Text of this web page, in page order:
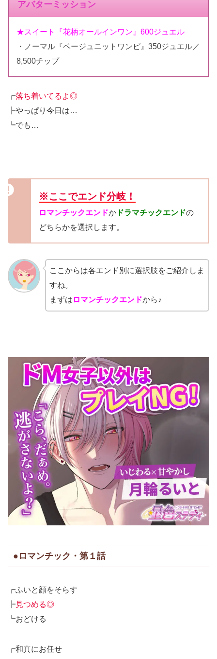
アバターミッション
★スイート『花柄オールインワン』600ジュエル
・ノーマル『ベージュニットワンピ』350ジュエル／
8,500チップ
┏落ち着いてるよ◎
┣やっぱり今日は…
┗でも…
※ここでエンド分岐！
ロマンチックエンドか ドラマチックエンドの
どちらかを選択します。
ここからは各エンド別に選択肢をご紹介しま
すね。
まずは ロマンチックエンドから♪
●ロマンチック・第１話
┏ふいと顔をそらす
┣見つめる◎
┗おどける
┏和真にお任せ